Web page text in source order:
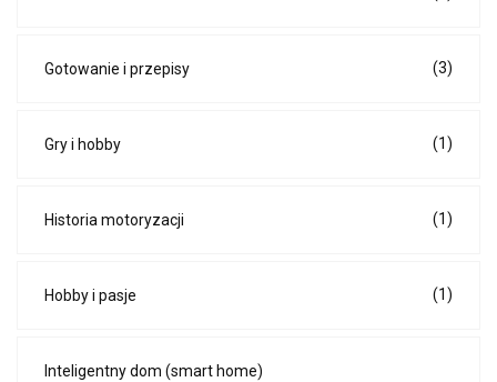
Gotowanie i przepisy (3)
Gry i hobby (1)
Historia motoryzacji (1)
Hobby i pasje (1)
Inteligentny dom (smart home)